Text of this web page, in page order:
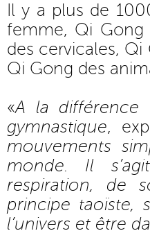
Il y a plus de
femme, Qi Gong
des cervicales,
Qi Gong des
«A la différence
gymnastique,
mouvements
monde. Il
respiration, de
principe taoïste,
l’univers et être